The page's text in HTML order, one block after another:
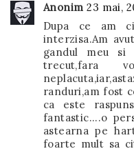
Anonim 23 mai,
Dupa ce am
interzisa.Am
gandul meu si
trecut,fara
randuri,am fost
ca este
fantastic....o
astearna pe
foarte mult sa